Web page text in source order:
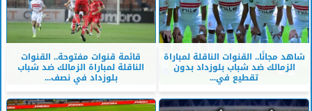
شاهد مجانًا.. القنوات الناقلة لمباراة
الزمالك ضد شباب بلوزداد بدون
تقطيع في...
قائمة قنوات مفتوحة.. القنوات
الناقلة لمباراة الزمالك ضد شباب
بلوزداد في نصف...